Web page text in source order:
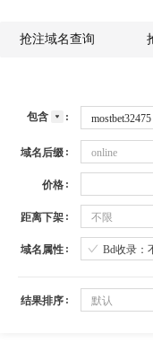
抢注域名查询
包含
域名后缀 online
价格
距离下架 不限
域名属性 Bd收录：
结果排序 默认